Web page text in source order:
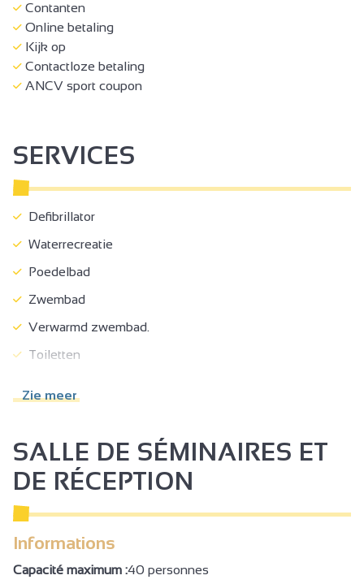
Contanten
Online betaling
Kijk op
Contactloze betaling
ANCV sport coupon
SERVICES
Defibrillator
Waterrecreatie
Poedelbad
Zwembad
Verwarmd zwembad.
Toiletten
Spa
Hammam
Sauna
Solarium
Parkeerplaats
Zie meer
SALLE DE SÉMINAIRES ET
DE RÉCEPTION
Informations
Capacité maximum :40 personnes